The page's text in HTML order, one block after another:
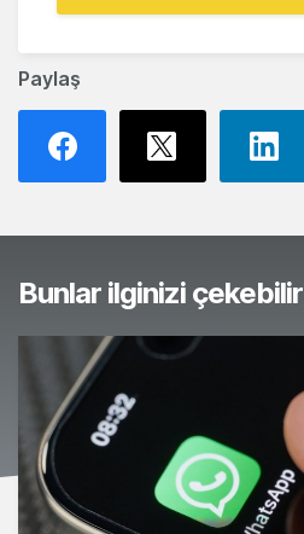
Paylaş
Bunlar ilginizi çekebilir